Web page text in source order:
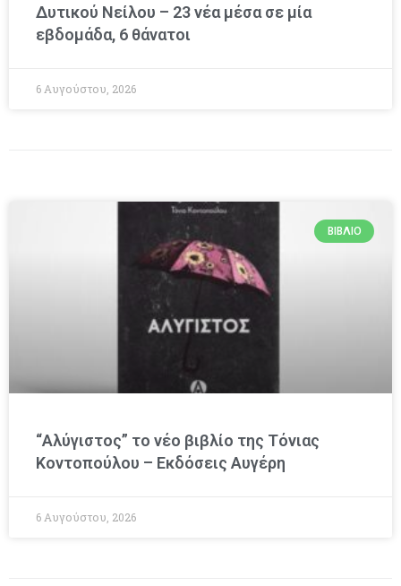
Δυτικού Νείλου – 23 νέα μέσα σε μία
εβδομάδα, 6 θάνατοι
6 Αυγούστου, 2026
ΒΙΒΛΊΟ
“Αλύγιστος” το νέο βιβλίο της Τόνιας
Κοντοπούλου – Εκδόσεις Αυγέρη
6 Αυγούστου, 2026